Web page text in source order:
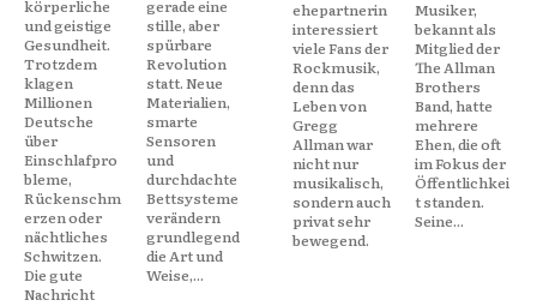
körperliche
und geistige
Gesundheit.
Trotzdem
klagen
Millionen
Deutsche
über
Einschlafpro
bleme,
Rückenschm
erzen oder
nächtliches
Schwitzen.
Die gute
Nachricht
gerade eine
stille, aber
spürbare
Revolution
statt. Neue
Materialien,
smarte
Sensoren
und
durchdachte
Bettsysteme
verändern
grundlegend
die Art und
Weise,...
ehepartnerin
interessiert
viele Fans der
Rockmusik,
denn das
Leben von
Gregg
Allman war
nicht nur
musikalisch,
sondern auch
privat sehr
bewegend.
Musiker,
bekannt als
Mitglied der
The Allman
Brothers
Band, hatte
mehrere
Ehen, die oft
im Fokus der
Öffentlichkei
t standen.
Seine...